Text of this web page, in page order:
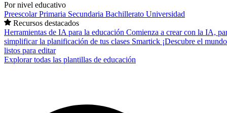
Por nivel educativo
PreescolarPrimaria Secundaria Bachillerato Universidad
Recursos destacados
Herramientas de IA para la educación Comienza a crear con la IA,
simplificar la planificación de tus clases Smartick ¡Descubre el
listos para editar
Explorar todas las plantillas de educación